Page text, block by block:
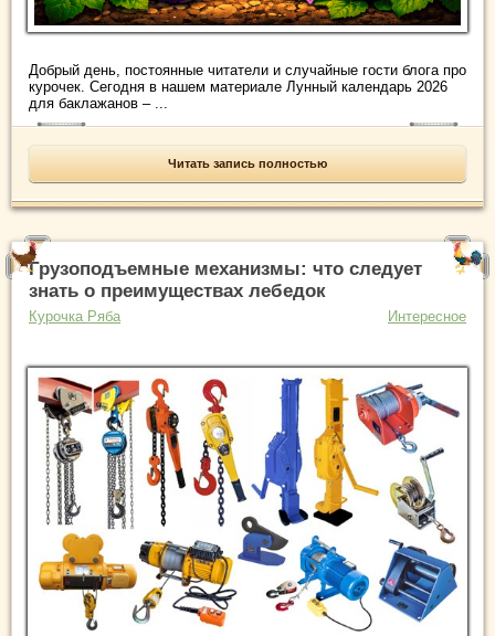
Добрый день, постоянные читатели и случайные гости блога про
курочек. Сегодня в нашем материале Лунный календарь 2026
для баклажанов – ...
Читать запись полностью
Грузоподъемные механизмы: что следует
знать о преимуществах лебедок
Курочка Ряба Интересное